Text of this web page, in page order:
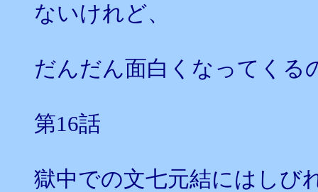
ないけれど、
だんだん面白くなってくる
第16話
獄中での文七元結にはしび